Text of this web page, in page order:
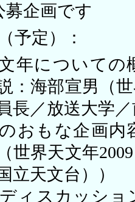
募企画です
予定）：
年についての
：海部宣男（
長／放送大学
おもな企画内
世界天文年
立天文台））
ィスカッショ